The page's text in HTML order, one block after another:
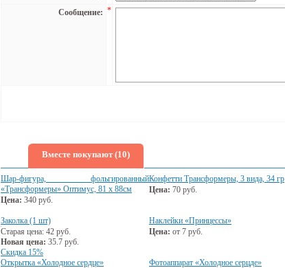
Сообщение: *
Вместе покупают (10)
Шар-фигура, фольгированный
«Трансформеры» Оптимус, 81 х 88см
Цена: 340 руб.
Конфетти Трансформеры, 3 вида, 34 гр
Цена: 70 руб.
Заколка (1 шт)
Старая цена: 42 руб.
Новая цена: 35.7 руб.
Скидка 15%
Наклейки «Принцессы»
Цена: от 7 руб.
Открытка «Холодное сердце»
Фотоаппарат «Холодное серцде»